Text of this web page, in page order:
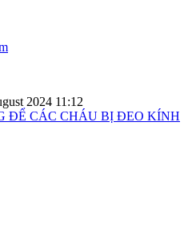
2024 11:12
ĐỂ CÁC CHÁU BỊ ĐEO KÍNH